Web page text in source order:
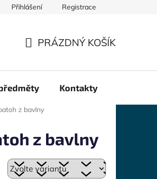
Přihlášení Registrace
PRÁZDNÝ KOŠÍK
Kontakty
z bavlny
z bavlny